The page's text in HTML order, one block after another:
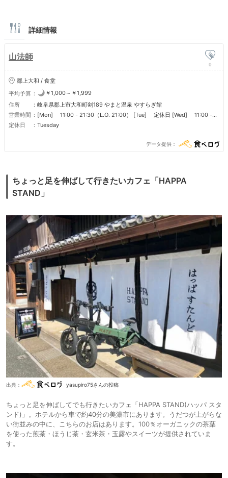
詳細情報
山法師
0
郡上大和 / 食堂
平均予算
￥1,000～￥1,999
住所
岐阜県郡上市大和町剣189 やまと温泉 やすらぎ館
営業時間
[Mon] 11:00 - 21:30（L.O. 21:00） [Tue] 定休日 [Wed] 11:00 -
21:30（L.O. 21:00） [Thu] 11:00 - 21:30（L.O. 21:00） [Fri] 11:00
- 21:30（L.O. 21:00） [Sat] 11:00 - 21:30（L.O. 21:00） [Sun]
定休日 Tuesday
データ提供
ちょっと足を伸ばして行きたいカフェ「HAPPA
STAND」
出典： yasupiro75さんの投稿
ちょっと足を伸ばしてでも行きたいカフェ「HAPPA STAND(ハッパ スタ
ンド)」。ホテルから車で約40分の美濃市にあります。うだつが上がらな
い街並みの中に、こちらのお店はあります。100％オーガニックの茶葉
を使った煎茶・ほうじ茶・玄米茶・玉露やスイーツが提供されていま
す。